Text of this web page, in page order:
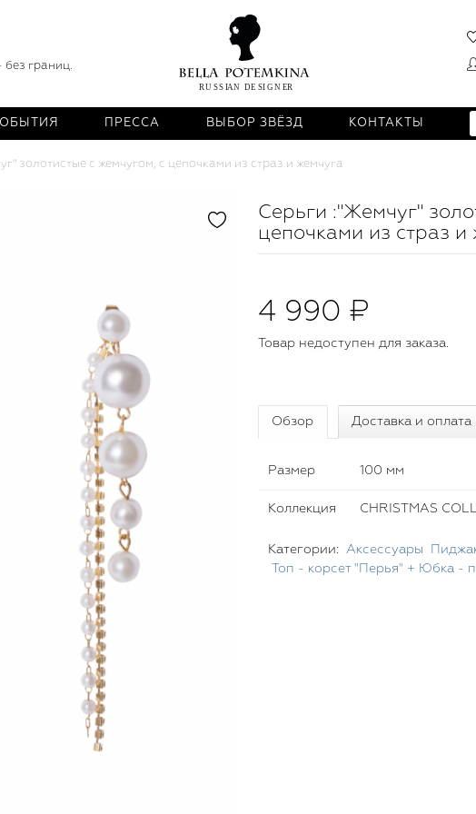
границ.
ПРЕССА ВЫБОР ЗВЁЗД КОНТАКТЫ
золотистые с жемчугом, с цепочками из страз и жемчуга
Серьги :"Жемчуг"
цепочками из страз и
4 990 ₽
Товар недоступен для заказа.
Обзор Доставка и оплата
Размер 100 мм
Коллекция CHRISTMAS
Категории: Аксессуары
Топ - корсет "Перья" + Юбка -